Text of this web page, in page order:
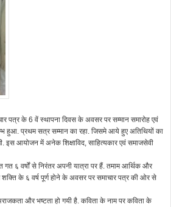
पत्र के 6 वें स्थापना दिवस के अवसर पर सम्मान समारोह एवं
हुआ. प्रथम सत्र सम्मान का रहा. जिसमे आये हुए अतिथियों का
इस आयोजन में अनेक शिक्षाविद, साहित्यकार एवं समाजसेवी
गत ६ वर्षों से निरंतर अपनी यात्रा पर हैं. तमाम आर्थिक और
शक्ति के ६ वर्ष पूर्ण होने के अवसर पर समाचार पत्र की ओर से
और भष्टता हो गयी है. कविता के नाम पर कविता के